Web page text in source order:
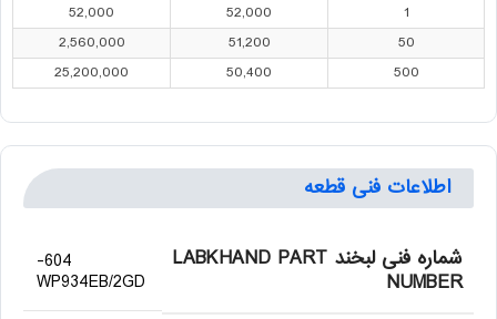
1
52,000
52,000
50
51,200
2,560,000
500
50,400
25,200,000
اطلاعات فنی قطعه
شماره فنی لبخند LABKHAND PART
NUMBER
604-
WP934EB/2GD